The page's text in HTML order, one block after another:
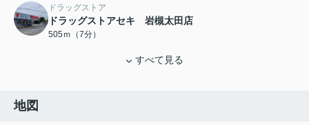
ドラッグストア
ドラッグストアセキ 岩槻太田店
505ｍ（7分）
すべて見る
地図